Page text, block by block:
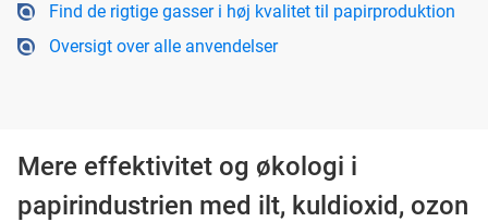
Find de rigtige gasser i høj kvalitet til papirproduktion
Oversigt over alle anvendelser
Mere effektivitet og økologi i
papirindustrien med ilt, kuldioxid, ozon